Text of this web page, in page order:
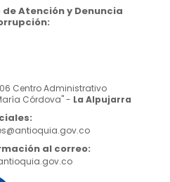
Atención y Denuncia
Centro Administrativo
Córdova" - La Alpujarra
al correo: